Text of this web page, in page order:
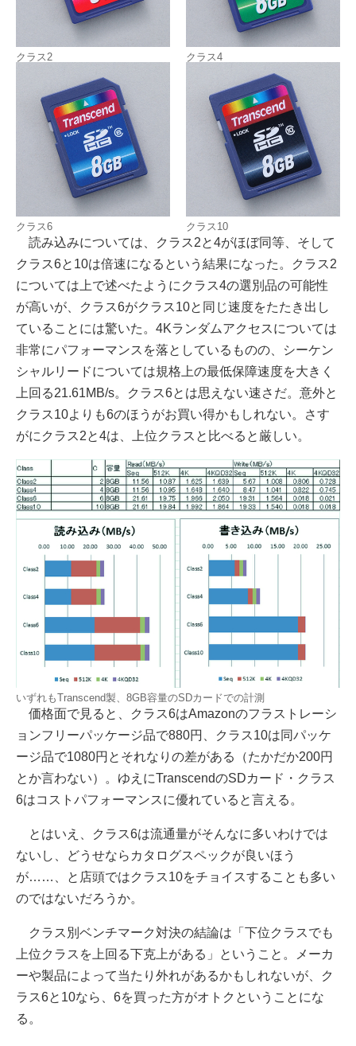
クラス2 クラス4
クラス6 クラス10
読み込みについては、クラス2と4がほぼ同等、そして
クラス6と10は倍速になるという結果になった。クラス2
については上で述べたようにクラス4の選別品の可能性
が高いが、クラス6がクラス10と同じ速度をたたき出し
ていることには驚いた。4Kランダムアクセスについては
非常にパフォーマンスを落としているものの、シーケン
シャルリードについては規格上の最低保障速度を大きく
上回る21.61MB/s。クラス6とは思えない速さだ。意外と
クラス10よりも6のほうがお買い得かもしれない。さす
がにクラス2と4は、上位クラスと比べると厳しい。
いずれもTranscend製、8GB容量のSDカードでの計測
価格面で見ると、クラス6はAmazonのフラストレーシ
ョンフリーパッケージ品で880円、クラス10は同パッケ
ージ品で1080円とそれなりの差がある（たかだか200円
とか言わない）。ゆえにTranscendのSDカード・クラス
6はコストパフォーマンスに優れていると言える。
とはいえ、クラス6は流通量がそんなに多いわけでは
ないし、どうせならカタログスペックが良いほう
が……、と店頭ではクラス10をチョイスすることも多い
のではないだろうか。
クラス別ベンチマーク対決の結論は「下位クラスでも
上位クラスを上回る下克上がある」ということ。メーカ
ーや製品によって当たり外れがあるかもしれないが、ク
ラス6と10なら、6を買った方がオトクということにな
る。